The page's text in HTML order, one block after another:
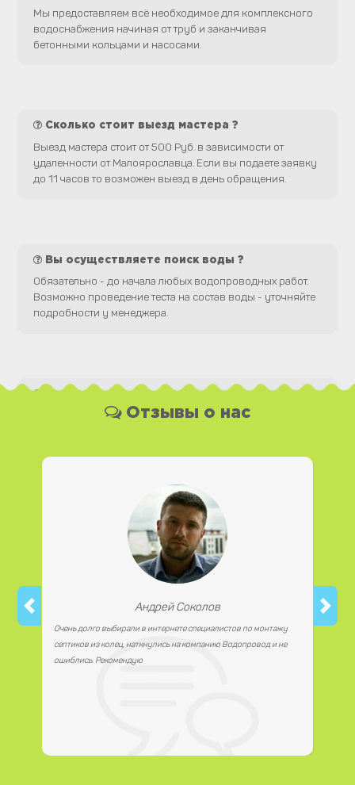
Мы предоставляем всё необходимое для комплексного
водоснабжения начиная от труб и заканчивая
бетонными кольцами и насосами.
Сколько стоит выезд мастера ?
Выезд мастера стоит от 500 Руб. в зависимости от
удаленности от Малоярославца. Если вы подаете заявку
до 11 часов то возможен выезд в день обращения.
Вы осуществляете поиск воды ?
Обязательно - до начала любых водопроводных работ.
Возможно проведение теста на состав воды - уточняйте
подробности у менеджера.
Какая у Вас форма оплаты ?
Вы можете оплатить наши услуги и необходимые
работаем с юридическими лицами.
Отзывы о нас
Андрей Соколов
Очень долго выбирали в интернете специалистов по монтажу
септиков из колец, наткнулись на компанию Водопровод и не
ошиблись. Рекомендую